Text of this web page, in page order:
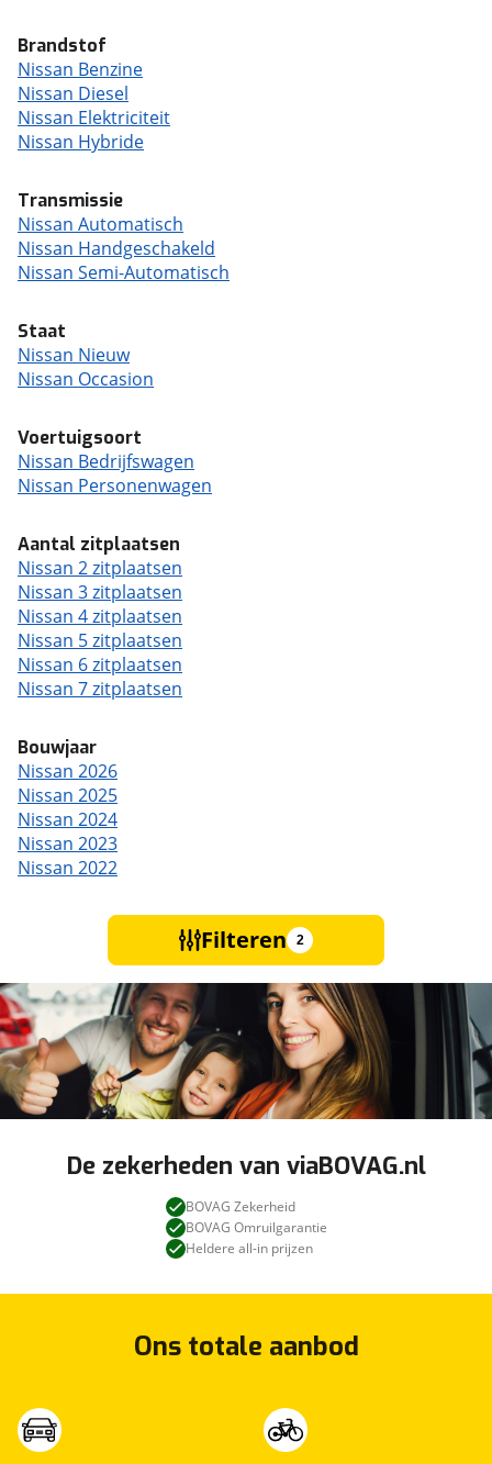
Brandstof
Nissan Benzine
Nissan Diesel
Nissan Elektriciteit
Nissan Hybride
Transmissie
Nissan Automatisch
Nissan Handgeschakeld
Nissan Semi-Automatisch
Staat
Nissan Nieuw
Nissan Occasion
Voertuigsoort
Nissan Bedrijfswagen
Nissan Personenwagen
Aantal zitplaatsen
Nissan 2 zitplaatsen
Nissan 3 zitplaatsen
Nissan 4 zitplaatsen
Nissan 5 zitplaatsen
Nissan 6 zitplaatsen
Nissan 7 zitplaatsen
Bouwjaar
Nissan 2026
Nissan 2025
Nissan 2024
Nissan 2023
Nissan 2022
Filteren 2
De zekerheden van viaBOVAG.nl
BOVAG Zekerheid
BOVAG Omruilgarantie
Heldere all-in prijzen
Ons totale aanbod